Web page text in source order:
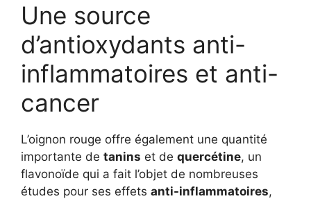
Une source
d’antioxydants anti-
inflammatoires et anti-
cancer
L’oignon rouge offre également une quantité
importante de tanins et de quercétine, un
flavonoïde qui a fait l’objet de nombreuses
études pour ses effets anti-inflammatoires,